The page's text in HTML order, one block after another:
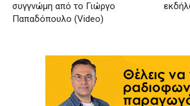
συγγνώμη από το Γιώργο
Παπαδόπουλο (Video)